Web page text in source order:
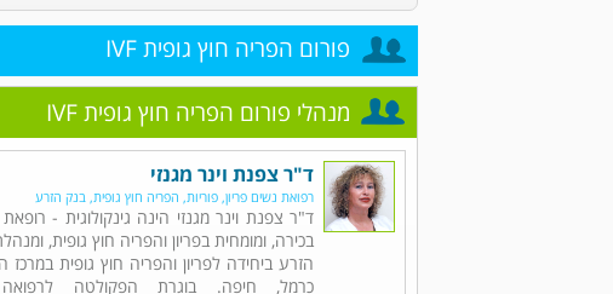
פורום הפריה חוץ גופית IVF
מנהלי פורום הפריה חוץ גופית IVF
ד"ר צפנת וינר מגנזי
רפואת נשים פריון, פוריות, הפריה חוץ גופית, בנק הזרע
ד"ר צפנת וינר מגנזי הינה גינקולוגית -
בכירה, ומומחית בפריון והפריה חוץ גופית,
הזרע ביחידה לפריון והפריה חוץ גופית במרכז
כרמל, חיפה. בוגרת הפקולטה